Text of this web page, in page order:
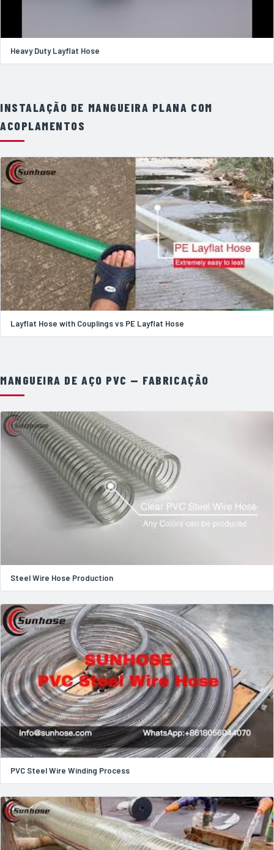
Heavy Duty Layflat Hose
INSTALAÇÃO DE MANGUEIRA PLANA COM
ACOPLAMENTOS
Layflat Hose with Couplings vs PE Layflat Hose
MANGUEIRA DE AÇO PVC — FABRICAÇÃO
Steel Wire Hose Production
PVC Steel Wire Winding Process